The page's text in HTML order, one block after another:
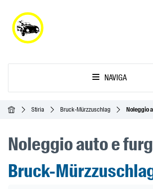
NAVIGA
Home Stiria Bruck-Mürzzuschlag Noleggio
Noleggio auto e
Bruck-